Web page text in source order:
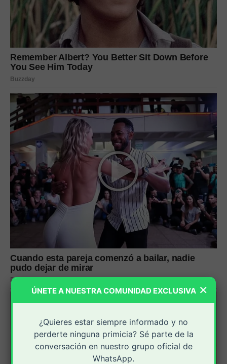
×
ÚNETE A NUESTRA COMUNIDAD EXCLUSIVA
¿Quieres estar siempre informado y no
perderte ninguna primicia? Sé parte de la
conversación en nuestro grupo oficial de
WhatsApp.